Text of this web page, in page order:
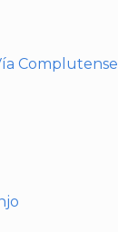
Complutense